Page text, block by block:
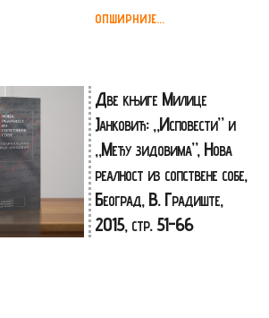
ОПШИРНИЈЕ...
Две књиге Милице
Јанковић: „Исповести” и
„Међу зидовима”, Нова
реалност из сопствене собе,
Београд, В. Градиште,
2015, стp. 51-66